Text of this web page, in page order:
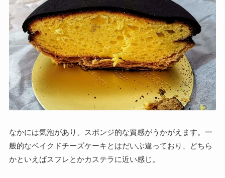
なかには気泡があり、スポンジ的な質感がうかがえます。一
般的なベイクドチーズケーキとはだいぶ違っており、どちら
かといえばスフレとかカステラに近い感じ。